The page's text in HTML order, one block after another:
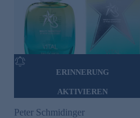
ERINNERUNG
AKTIVIEREN
Peter Schmidinger